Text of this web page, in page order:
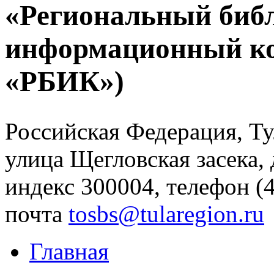
«Региональный
информационный
«РБИК»)
Российская Федерация,
улица Щегловская
индекс 300004, телефон
почта tosbs@tularegion.ru
Главная